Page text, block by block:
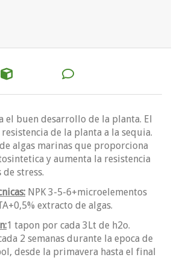
el buen desarrollo de la planta. El
de la planta a la sequia.
algas marinas que proporciona
y aumenta la resistencia
stress.
NPK 3-5-6+microelementos
extracto de algas.
1 tapon por cada 3Lt de h2o.
2 semanas durante la epoca de
desde la primavera hasta el final